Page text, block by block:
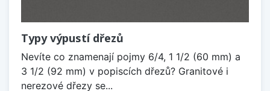
Typy výpustí dřezů
Nevíte co znamenají pojmy 6/4, 1 1/2 (60 mm) a
3 1/2 (92 mm) v popiscích dřezů? Granitové i
nerezové dřezy se...